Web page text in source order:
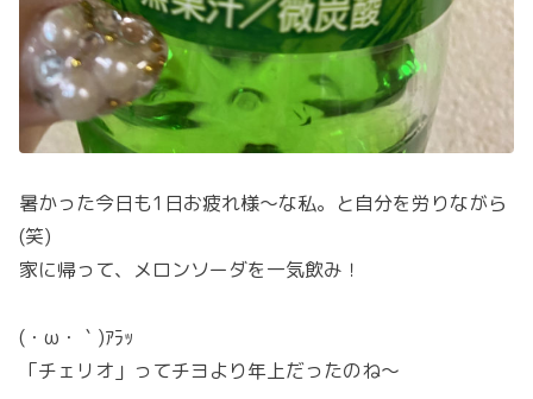
暑かった今日も1日お疲れ様〜な私。と自分を労りながら
(笑)
家に帰って、メロンソーダを一気飲み！
(・ω・｀)ｱﾗｯ
「チェリオ」ってチヨより年上だったのね〜